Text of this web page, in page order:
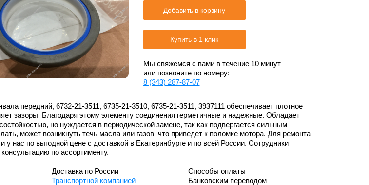
Добавить в корзину
Купить в 1 клик
Мы свяжемся с вами в течение 10 минут
или позвоните по номеру:
8 (343) 287-87-07
передний, 6732-21-3511, 6735-21-3510, 6735-21-3511, 3937111 обеспечивает плотное
зазоры. Благодаря этому элементу соединения герметичные и надежные. Обладает
но нуждается в периодической замене, так как подвергается сильным
может возникнуть течь масла или газов, что приведет к поломке мотора. Для ремонта
у нас по выгодной цене с доставкой в Екатеринбурге и по всей России. Сотрудники
по ассортименту.
Доставка по России
Транспортной компанией
Способы оплаты
Банковским переводом